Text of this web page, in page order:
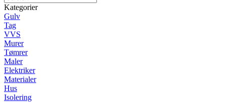
Kategorier
Gulv
Tag
VVS
Murer
Tømrer
Maler
Elektriker
Materialer
Hus
Isolering